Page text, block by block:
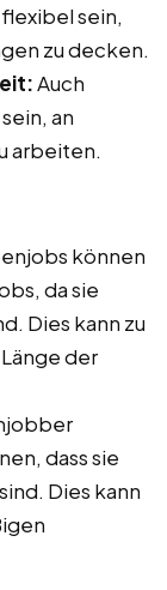
sein,
zu decken.
Auch
an
arbeiten.
können
da sie
Dies kann zu
der
dass sie
Dies kann